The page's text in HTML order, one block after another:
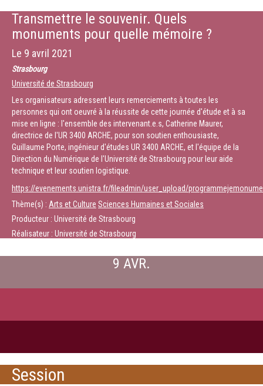
Transmettre le souvenir. Quels
monuments pour quelle mémoire ?
Le 9 avril 2021
Strasbourg
Université de Strasbourg
Les organisateurs adressent leurs remerciements à toutes les
personnes qui ont oeuvré à la réussite de cette journée d'étude et à sa
mise en ligne : l'ensemble des intervenant.e.s, Catherine Maurer,
directrice de l'UR 3400 ARCHE, pour son soutien enthousiaste,
Guillaume Porte, ingénieur d'études UR 3400 ARCHE, et l'équipe de la
Direction du Numérique de l'Université de Strasbourg pour leur aide
technique et leur soutien logistique.
https://evenements.unistra.fr/fileadmin/user_upload/
Thème(s) : Arts et Culture Sciences Humaines et Sociales
Producteur : Université de Strasbourg
Réalisateur : Université de Strasbourg
9 AVR.
Session